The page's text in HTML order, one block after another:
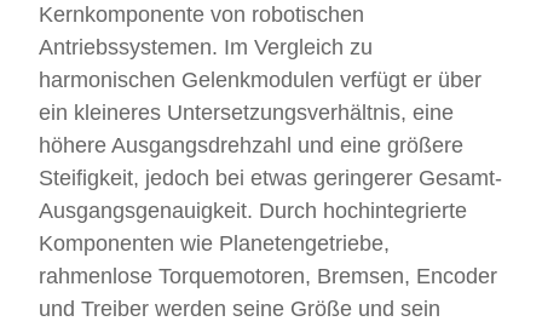
Kernkomponente von robotischen
Antriebssystemen. Im Vergleich zu
harmonischen Gelenkmodulen verfügt er über
ein kleineres Untersetzungsverhältnis, eine
höhere Ausgangsdrehzahl und eine größere
Steifigkeit, jedoch bei etwas geringerer Gesamt-
Ausgangsgenauigkeit. Durch hochintegrierte
Komponenten wie Planetengetriebe,
rahmenlose Torquemotoren, Bremsen, Encoder
und Treiber werden seine Größe und sein